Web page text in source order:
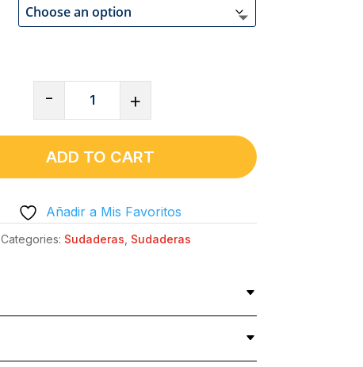
-
CUELLO
REDONDO
UNISEX
CLÁSICA
GILDAN®
18000V
+
ADD TO CART
Añadir a Mis Favoritos
Categories: Sudaderas Sudaderas